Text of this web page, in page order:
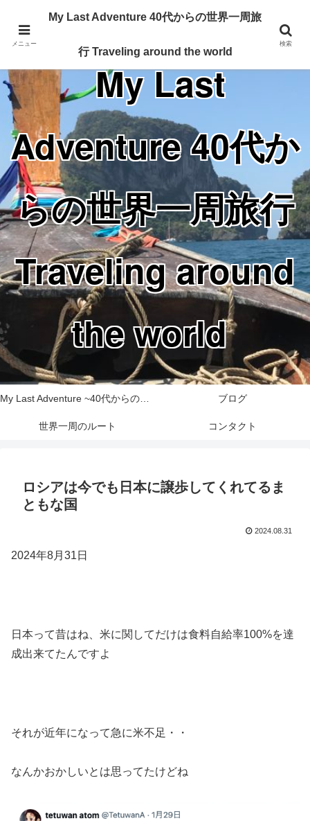
Traveling around the world from my 40's
My Last
Adventure 40代か
らの世界一周旅行
Traveling around
the world
My Last Adventure ~40代からの世界一周旅行記~ ブログ
世界一周のルート コンタクト
ロシアは今でも日本に譲歩してくれてるま
ともな国
2024.08.31
2024年8月31日
日本って昔はね、米に関してだけは食料自給率100%を達
成出来てたんですよ
それが近年になって急に米不足・・
なんかおかしいとは思ってたけどね
メニュー
My Last Adventure 40代からの世界一周旅
行 Traveling around the world
検索